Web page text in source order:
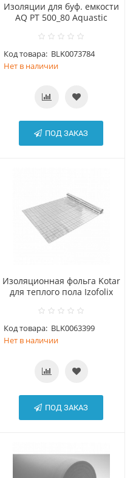
Изоляции для буф. емкости
AQ PT 500_80 Aquastic
Код товара: BLK0073784
Нет в наличии
ПОД ЗАКАЗ
Изоляционная фольга Kotar
для теплого пола Izofolix
Код товара: BLK0063399
Нет в наличии
ПОД ЗАКАЗ